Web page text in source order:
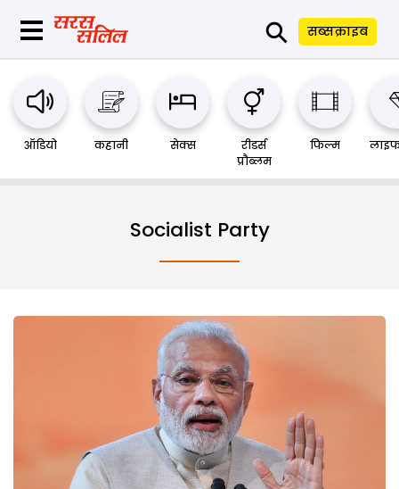
⚲ सब्सक्राइब
ऑडियो कहानी सेक्स
रीडर्स
प्रौब्लम
फिल्म
Socialist Party